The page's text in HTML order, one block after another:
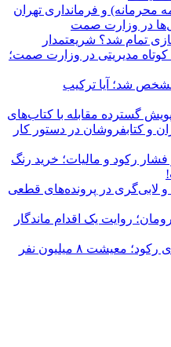
محرمانه) و فرمانداری تهران
در وزارت صمت
بازی تمام شد؟ شریعتمدار
مدیریتی در وزارت صمت؛
مشخص شد؛ آیا ترکیب
پویش گسترده مقابله با کتاب‌های
و کتابفروشان در دستور کار
فشار رکود و مالیات؛ خرید رنگ
و لابی‌گری در پرونده‌های قطعی
محرومان؛ روایت یک اقدام ماندگار
فرش دستباف ایران در تنگنای رکود؛ معیشت ۸ میلیون نفر